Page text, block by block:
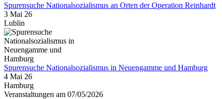
Spurensuche Nationalsozialismus an Orten der Operation Reinhardt
3 Mai 26
Lublin
Spurensuche Nationalsozialismus in Neuengamme und Hamburg
4 Mai 26
Hamburg
Veranstaltungen am 07/05/2026